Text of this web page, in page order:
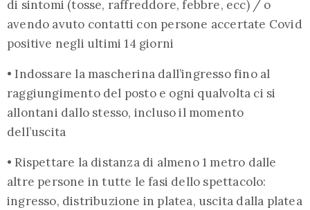
di sintomi (tosse, raffreddore, febbre, ecc) / o
avendo avuto contatti con persone accertate Covid
positive negli ultimi 14 giorni
• Indossare la mascherina dall’ingresso fino al
raggiungimento del posto e ogni qualvolta ci si
allontani dallo stesso, incluso il momento
dell’uscita
• Rispettare la distanza di almeno 1 metro dalle
altre persone in tutte le fasi dello spettacolo:
ingresso, distribuzione in platea, uscita dalla platea